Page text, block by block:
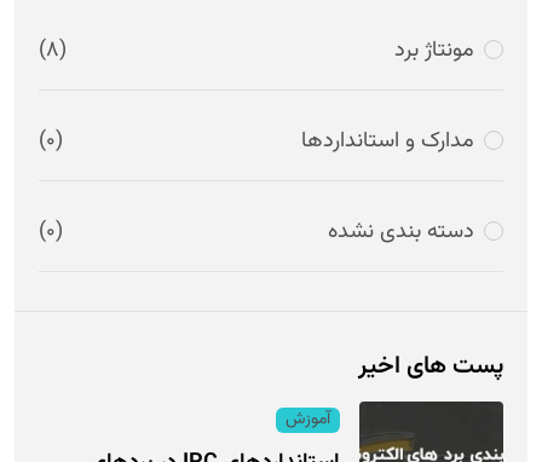
مونتاژ برد (8)
مدارک و استانداردها (0)
دسته بندی نشده (0)
پست های اخیر
آموزش